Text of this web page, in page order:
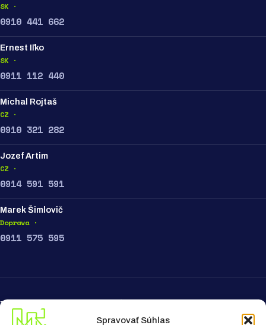
Spravovať Súhlas
SK ·
0910 441 662
Ernest Iľko
SK ·
0911 112 440
Michal Rojtaš
CZ ·
0910 321 282
Jozef Artim
CZ ·
0914 591 591
Marek Šimlovič
Doprava ·
0911 575 595
ZOSTAŇTE V OBRAZE, PRIHLÁSTE SA NA ODBER NOVINIEK